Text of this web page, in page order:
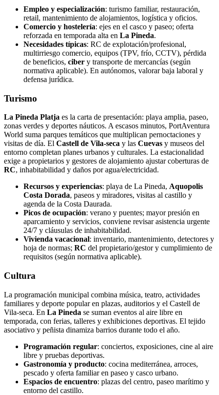
Empleo y especialización: turismo familiar, restauración,
retail, mantenimiento de alojamientos, logística y oficios.
Comercio y hostelería: ejes en el casco y paseo; oferta
reforzada en temporada alta en La Pineda.
Necesidades típicas: RC de explotación/profesional,
multirriesgo comercio, equipos (TPV, frío, CCTV), pérdida
de beneficios, ciber y transporte de mercancías (según
normativa aplicable). En autónomos, valorar baja laboral y
defensa jurídica.
Turismo
La Pineda Platja es la carta de presentación: playa amplia, paseo,
zonas verdes y deportes náuticos. A escasos minutos, PortAventura
World suma parques temáticos que multiplican pernoctaciones y
visitas de día. El Castell de Vila-seca y las Cuevas y museos del
entorno completan planes urbanos y culturales. La estacionalidad
exige a propietarios y gestores de alojamiento ajustar coberturas de
RC, inhabitabilidad y daños por agua/electricidad.
Recursos y experiencias: playa de La Pineda, Aquopolis
Costa Dorada, paseos y miradores, visitas al castillo y
agenda de la Costa Daurada.
Picos de ocupación: verano y puentes; mayor presión en
aparcamiento y servicios, conviene revisar asistencia urgente
24/7 y cláusulas de inhabitabilidad.
Vivienda vacacional: inventario, mantenimiento, detectores y
hoja de normas; RC del propietario/gestor y cumplimiento de
requisitos (según normativa aplicable).
Cultura
La programación municipal combina música, teatro, actividades
familiares y deporte popular en plazas, auditorios y el Castell de
Vila-seca. En La Pineda se suman eventos al aire libre en
temporada, con ferias, talleres y exhibiciones deportivas. El tejido
asociativo y peñista dinamiza barrios durante todo el año.
Programación regular: conciertos, exposiciones, cine al aire
libre y pruebas deportivas.
Gastronomía y producto: cocina mediterránea, arroces,
pescado y oferta familiar en paseo y casco urbano.
Espacios de encuentro: plazas del centro, paseo marítimo y
entorno del castillo.